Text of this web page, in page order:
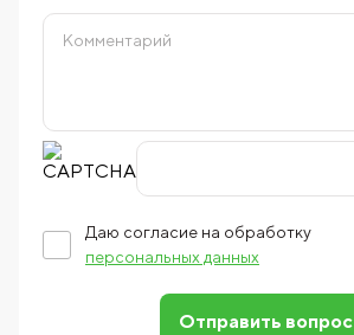
Даю согласие на обработку
персональных данных
Отправить вопрос